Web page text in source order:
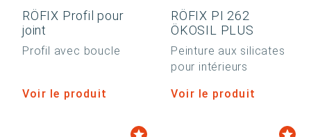
RÖFIX Profil pour
joint
Profil avec boucle
Voir le produit
RÖFIX PI 262
ÖKOSIL PLUS
Peinture aux silicates
pour intérieurs
Voir le produit